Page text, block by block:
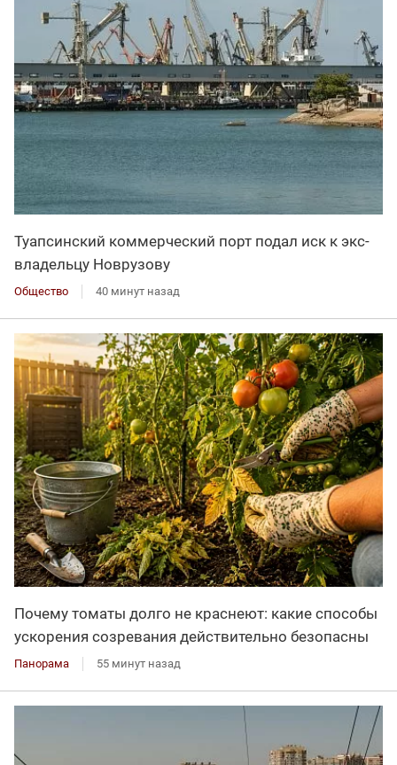
Туапсинский коммерческий порт подал иск к экс-
владельцу Новрузову
Общество 40 минут назад
Почему томаты долго не краснеют: какие способы
ускорения созревания действительно безопасны
Панорама 55 минут назад